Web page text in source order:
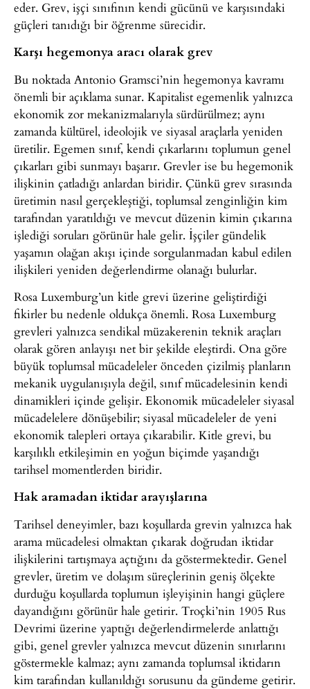
eder. Grev, işçi sınıfının kendi gücünü ve karşısındaki
güçleri tanıdığı bir öğrenme sürecidir.
Karşı hegemonya aracı olarak grev
Bu noktada Antonio Gramsci’nin hegemonya kavramı
önemli bir açıklama sunar. Kapitalist egemenlik yalnızca
ekonomik zor mekanizmalarıyla sürdürülmez; aynı
zamanda kültürel, ideolojik ve siyasal araçlarla yeniden
üretilir. Egemen sınıf, kendi çıkarlarını toplumun genel
çıkarları gibi sunmayı başarır. Grevler ise bu hegemonik
ilişkinin çatladığı anlardan biridir. Çünkü grev sırasında
üretimin nasıl gerçekleştiği, toplumsal zenginliğin kim
tarafından yaratıldığı ve mevcut düzenin kimin çıkarına
işlediği soruları görünür hale gelir. İşçiler gündelik
yaşamın olağan akışı içinde sorgulanmadan kabul edilen
ilişkileri yeniden değerlendirme olanağı bulurlar.
Rosa Luxemburg’un kitle grevi üzerine geliştirdiği
fikirler bu nedenle oldukça önemli. Rosa Luxemburg
grevleri yalnızca sendikal müzakerenin teknik araçları
olarak gören anlayışı net bir şekilde eleştirdi. Ona göre
büyük toplumsal mücadeleler önceden çizilmiş planların
mekanik uygulanışıyla değil, sınıf mücadelesinin kendi
dinamikleri içinde gelişir. Ekonomik mücadeleler siyasal
mücadelelere dönüşebilir; siyasal mücadeleler de yeni
ekonomik talepleri ortaya çıkarabilir. Kitle grevi, bu
karşılıklı etkileşimin en yoğun biçimde yaşandığı
tarihsel momentlerden biridir.
Hak aramadan iktidar arayışlarına
Tarihsel deneyimler, bazı koşullarda grevin yalnızca hak
arama mücadelesi olmaktan çıkarak doğrudan iktidar
ilişkilerini tartışmaya açtığını da göstermektedir. Genel
grevler, üretim ve dolaşım süreçlerinin geniş ölçekte
durduğu koşullarda toplumun işleyişinin hangi güçlere
dayandığını görünür hale getirir. Troçki’nin 1905 Rus
Devrimi üzerine yaptığı değerlendirmelerde anlattığı
gibi, genel grevler yalnızca mevcut düzenin sınırlarını
göstermekle kalmaz; aynı zamanda toplumsal iktidarın
kim tarafından kullanıldığı sorusunu da gündeme getirir.